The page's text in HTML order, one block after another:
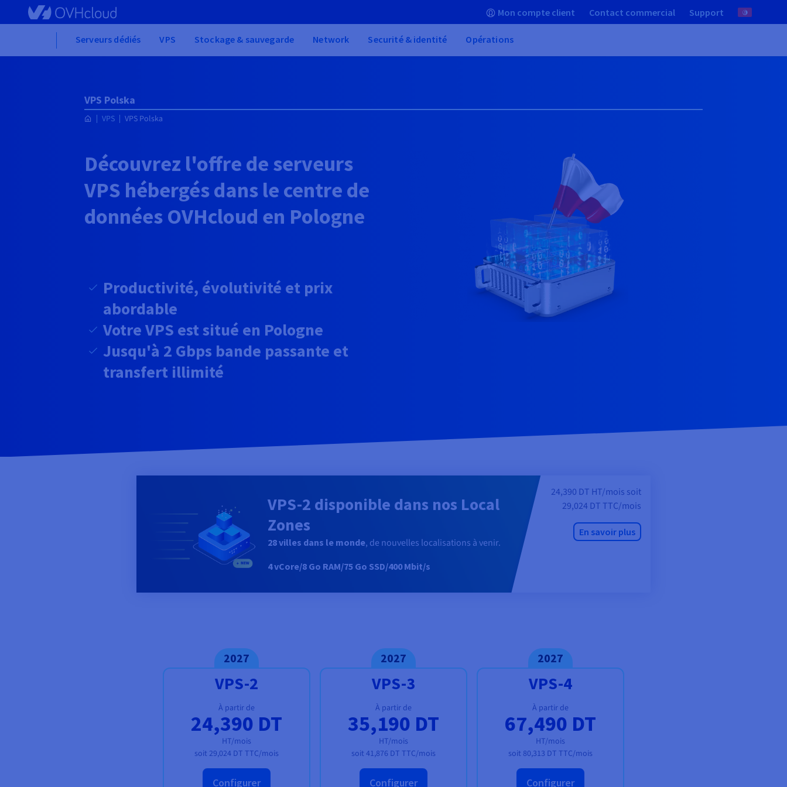
Skip to main content Mon compte client Contact commercial Support
Serveurs dédiés VPS Stockage & sauvegarde Network Securité & identité Opérations
VPS Polska
VPS VPS Polska
Découvrez l'offre de serveurs
VPS hébergés dans le centre de
données OVHcloud en Pologne
Productivité, évolutivité et prix
abordable
Votre VPS est situé en Pologne
Jusqu'à 2 Gbps bande passante et
transfert illimité
VPS-2 disponible dans nos Local
Zones
28 villes dans le monde, de nouvelles localisations à venir.
4 vCore/8 Go RAM/75 Go SSD/400 Mbit/s
24,390 DT HT/mois soit
29,024 DT TTC/mois
En savoir plus
2027
VPS-2
À partir de
24,390 DT
HT/mois
soit 29,024 DT TTC/mois
Configurer
2027
VPS-3
À partir de
35,190 DT
HT/mois
soit 41,876 DT TTC/mois
Configurer
2027
VPS-4
À partir de
67,490 DT
HT/mois
soit 80,313 DT TTC/mois
Configurer